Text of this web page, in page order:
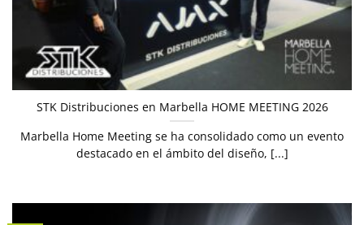
STK Distribuciones en Marbella HOME MEETING 2026
Marbella Home Meeting se ha consolidado como un evento
destacado en el ámbito del diseño, [...]